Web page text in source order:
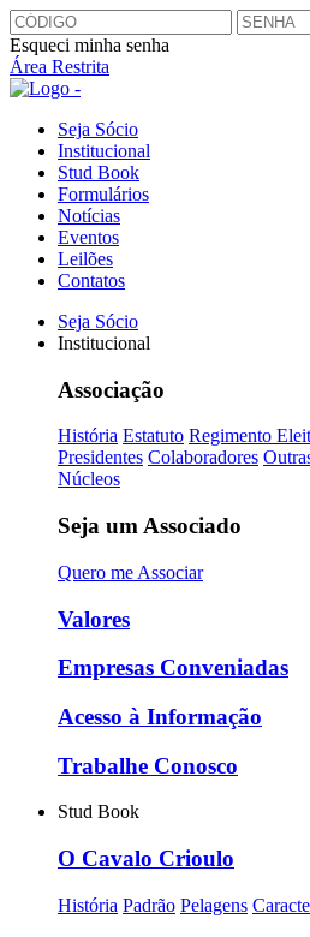
Esqueci minha senha
Área Restrita
Seja Sócio
Institucional
Stud Book
Formulários
Notícias
Eventos
Leilões
Contatos
Seja Sócio
Institucional
Associação
História Estatuto Regimento
Presidentes Colaboradores
Núcleos
Seja um Associado
Quero me Associar
Valores
Empresas Conveniadas
Acesso à Informação
Trabalhe Conosco
Stud Book
O Cavalo Crioulo
História Padrão Pelagens